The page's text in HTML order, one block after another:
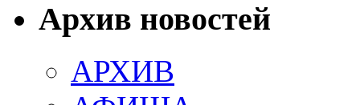
Архив новостей
АРХИВ